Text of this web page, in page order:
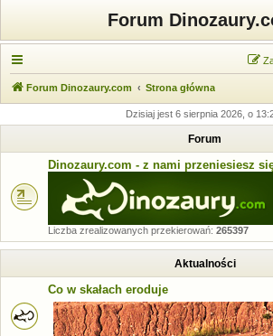
Forum
Forum Dinozaury.com Strona główna
Dzisiaj jest 6 sierpnia 2026, o
Forum
Dinozaury.com - z nami przeniesiesz
Liczba zrealizowanych przekierowań: 265397
Aktualności
Co w skałach eroduje